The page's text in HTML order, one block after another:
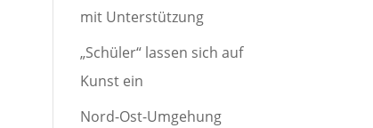
mit Unterstützung
„Schüler“ lassen sich auf
Kunst ein
Nord-Ost-Umgehung